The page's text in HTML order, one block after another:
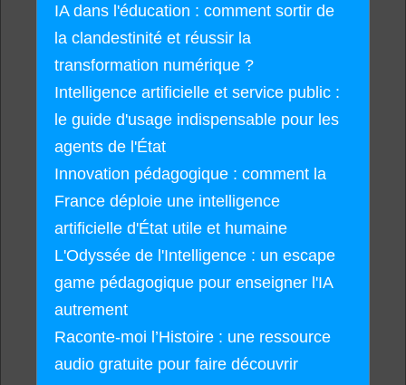
IA dans l'éducation : comment sortir de
la clandestinité et réussir la
transformation numérique ?
Intelligence artificielle et service public :
le guide d'usage indispensable pour les
agents de l'État
Innovation pédagogique : comment la
France déploie une intelligence
artificielle d'État utile et humaine
L'Odyssée de l'Intelligence : un escape
game pédagogique pour enseigner l'IA
autrement
Raconte-moi l’Histoire : une ressource
audio gratuite pour faire découvrir